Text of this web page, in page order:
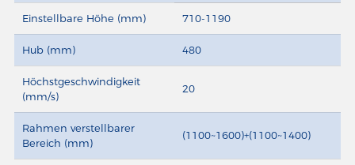
Einstellbare Höhe (mm) 710-1190
Hub (mm) 480
Höchstgeschwindigkeit
(mm/s)
20
Rahmen verstellbarer
Bereich (mm)
(1100~1600)+(1100~1400)